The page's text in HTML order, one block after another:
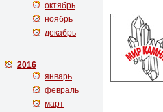
октябрь
ноябрь
декабрь
2016
январь
февраль
март